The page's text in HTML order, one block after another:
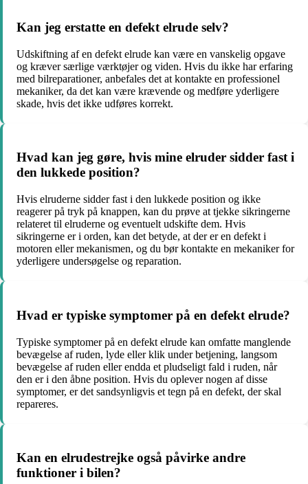
Kan jeg erstatte en defekt elrude selv?
Udskiftning af en defekt elrude kan være en vanskelig opgave
og kræver særlige værktøjer og viden. Hvis du ikke har erfaring
med bilreparationer, anbefales det at kontakte en professionel
mekaniker, da det kan være krævende og medføre yderligere
skade, hvis det ikke udføres korrekt.
Hvad kan jeg gøre, hvis mine elruder sidder fast i
den lukkede position?
Hvis elruderne sidder fast i den lukkede position og ikke
reagerer på tryk på knappen, kan du prøve at tjekke sikringerne
relateret til elruderne og eventuelt udskifte dem. Hvis
sikringerne er i orden, kan det betyde, at der er en defekt i
motoren eller mekanismen, og du bør kontakte en mekaniker for
yderligere undersøgelse og reparation.
Hvad er typiske symptomer på en defekt elrude?
Typiske symptomer på en defekt elrude kan omfatte manglende
bevægelse af ruden, lyde eller klik under betjening, langsom
bevægelse af ruden eller endda et pludseligt fald i ruden, når
den er i den åbne position. Hvis du oplever nogen af ​​disse
symptomer, er det sandsynligvis et tegn på en defekt, der skal
repareres.
Kan en elrudestrejke også påvirke andre
funktioner i bilen?